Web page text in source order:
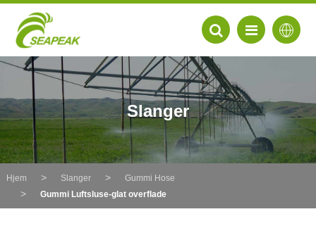
Slanger
Hjem Slanger
Gummi Hose
Gummi Luftsluse-glat overflade